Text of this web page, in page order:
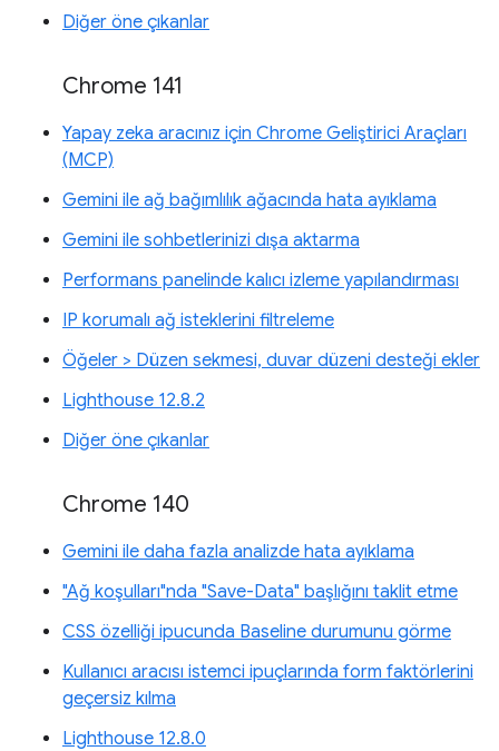
Diğer öne çıkanlar
Chrome 141
Yapay zeka aracınız için Chrome Geliştirici Araçları
(MCP)
Gemini ile ağ bağımlılık ağacında hata ayıklama
Gemini ile sohbetlerinizi dışa aktarma
Performans panelinde kalıcı izleme yapılandırması
IP korumalı ağ isteklerini filtreleme
Öğeler > Düzen sekmesi, duvar düzeni desteği ekler
Lighthouse 12.8.2
Diğer öne çıkanlar
Chrome 140
Gemini ile daha fazla analizde hata ayıklama
"Ağ koşulları"nda "Save-Data" başlığını taklit etme
CSS özelliği ipucunda Baseline durumunu görme
Kullanıcı aracısı istemci ipuçlarında form faktörlerini
geçersiz kılma
Lighthouse 12.8.0